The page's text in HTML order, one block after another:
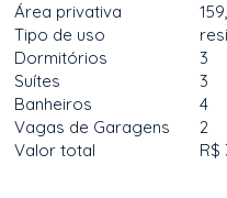
Área privativa
Tipo de uso
Dormitórios
3
Suítes
3
Banheiros
4
Vagas de Garagens
2
Valor total
R$